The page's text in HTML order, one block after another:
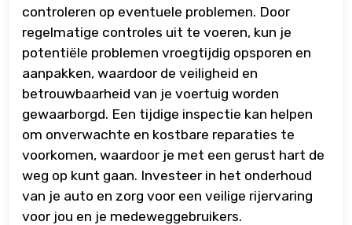
controleren op eventuele problemen. Door
regelmatige controles uit te voeren, kun je
potentiële problemen vroegtijdig opsporen en
aanpakken, waardoor de veiligheid en
betrouwbaarheid van je voertuig worden
gewaarborgd. Een tijdige inspectie kan helpen
om onverwachte en kostbare reparaties te
voorkomen, waardoor je met een gerust hart de
weg op kunt gaan. Investeer in het onderhoud
van je auto en zorg voor een veilige rijervaring
voor jou en je medeweggebruikers.